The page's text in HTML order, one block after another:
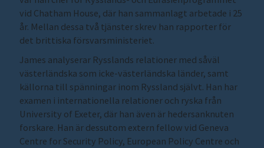
vid Chatham House, där han sammanlagt arbetade i 25
år. Mellan dessa två tjänster skrev han rapporter för
det brittiska försvarsministeriet.
James analyserar Rysslands relationer med såväl
västerländska som icke-västerländska länder, samt
källorna till spänningar inom Ryssland självt. Han har
examen i internationella relationer och ryska från
University of Exeter, där han även är hedersanknuten
forskare. Han är dessutom extern fellow vid Geneva
Centre for Security Policy, European Policy Centre och